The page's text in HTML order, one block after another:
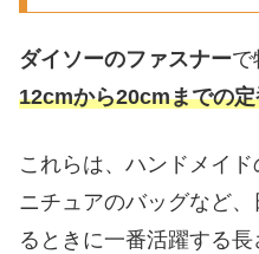
ダイソーのファスナーで
12cmから20cmまでの
これらは、ハンドメイ
ニチュアのバッグなど
るときに一番活躍する長